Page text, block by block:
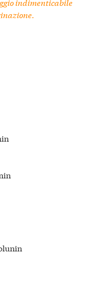
indimenticabile